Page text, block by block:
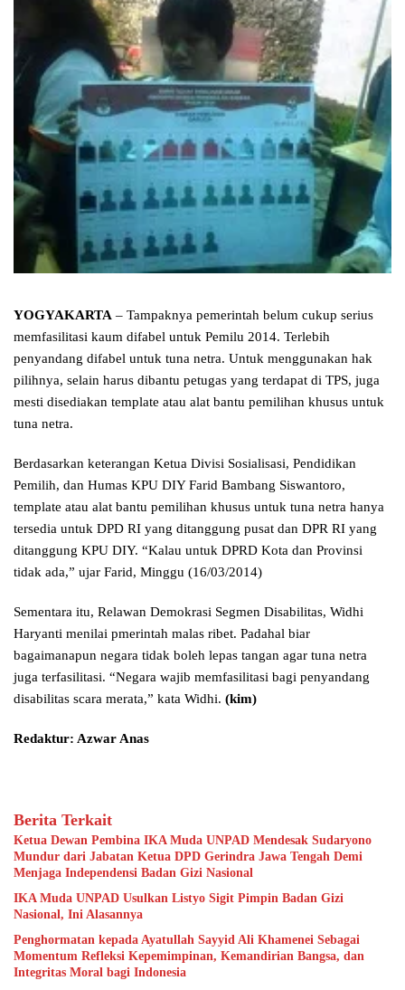
YOGYAKARTA – Tampaknya pemerintah belum cukup serius
memfasilitasi kaum difabel untuk Pemilu 2014. Terlebih
penyandang difabel untuk tuna netra. Untuk menggunakan hak
pilihnya, selain harus dibantu petugas yang terdapat di TPS, juga
mesti disediakan template atau alat bantu pemilihan khusus untuk
tuna netra.
Berdasarkan keterangan Ketua Divisi Sosialisasi, Pendidikan
Pemilih, dan Humas KPU DIY Farid Bambang Siswantoro,
template atau alat bantu pemilihan khusus untuk tuna netra hanya
tersedia untuk DPD RI yang ditanggung pusat dan DPR RI yang
ditanggung KPU DIY. “Kalau untuk DPRD Kota dan Provinsi
tidak ada,” ujar Farid, Minggu (16/03/2014)
Sementara itu, Relawan Demokrasi Segmen Disabilitas, Widhi
Haryanti menilai pmerintah malas ribet. Padahal biar
bagaimanapun negara tidak boleh lepas tangan agar tuna netra
juga terfasilitasi. “Negara wajib memfasilitasi bagi penyandang
disabilitas scara merata,” kata Widhi. (kim)
Redaktur: Azwar Anas
Berita Terkait
Ketua Dewan Pembina IKA Muda UNPAD Mendesak Sudaryono
Mundur dari Jabatan Ketua DPD Gerindra Jawa Tengah Demi
Menjaga Independensi Badan Gizi Nasional
IKA Muda UNPAD Usulkan Listyo Sigit Pimpin Badan Gizi
Nasional, Ini Alasannya
Penghormatan kepada Ayatullah Sayyid Ali Khamenei Sebagai
Momentum Refleksi Kepemimpinan, Kemandirian Bangsa, dan
Integritas Moral bagi Indonesia